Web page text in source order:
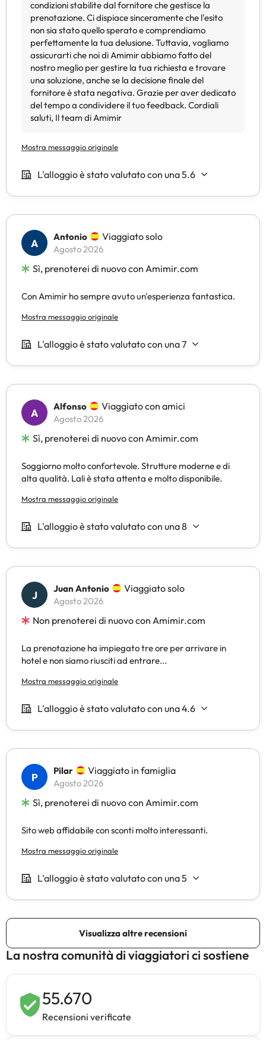
La nostra comunità di viaggiatori ci sostiene
55.670
Recensioni verificate